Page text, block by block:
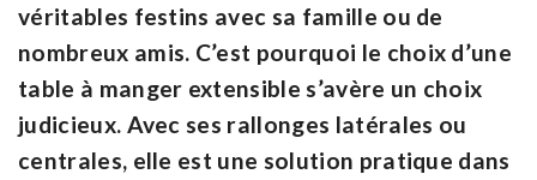
véritables festins avec sa famille ou de
nombreux amis. C’est pourquoi le choix d’une
table à manger extensible s’avère un choix
judicieux. Avec ses rallonges latérales ou
centrales, elle est une solution pratique dans